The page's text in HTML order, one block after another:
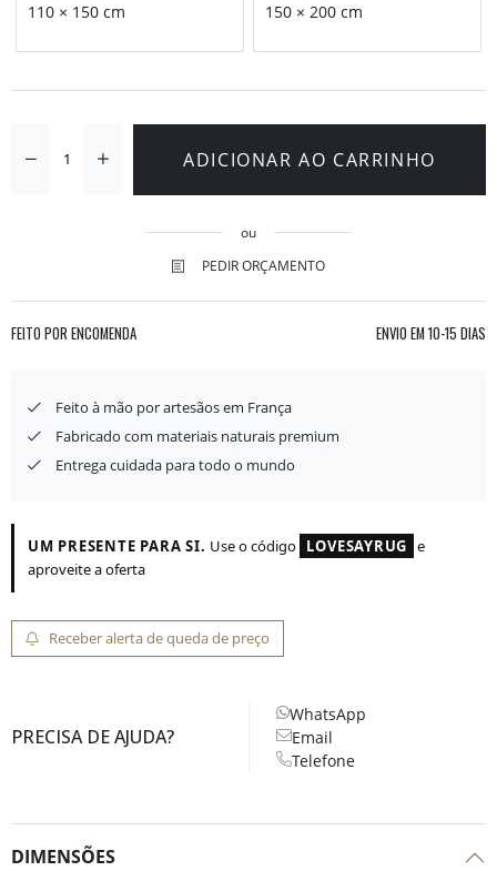
110 × 150 cm 150 × 200 cm
ADICIONAR AO CARRINHO
ou
PEDIR ORÇAMENTO
FEITO POR ENCOMENDA ENVIO EM 10-15 DIAS
Feito à mão por artesãos em França
Fabricado com materiais naturais premium
Entrega cuidada para todo o mundo
UM PRESENTE PARA SI. Use o código LOVESAYRUG e
aproveite a oferta
Receber alerta de queda de preço
PRECISA DE AJUDA?
WhatsApp
Email
Telefone
DIMENSÕES